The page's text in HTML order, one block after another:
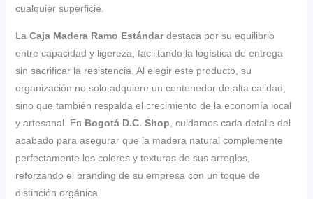
cualquier superficie.
La Caja Madera Ramo Estándardestaca por su equilibrio
entre capacidad y ligereza, facilitando la logística de entrega
sin sacrificar la resistencia. Al elegir este producto, su
organización no solo adquiere un contenedor de alta calidad,
sino que también respalda el crecimiento de la economía local
y artesanal. En Bogotá D.C. Shop , cuidamos cada detalle del
acabado para asegurar que la madera natural complemente
perfectamente los colores y texturas de sus arreglos,
reforzando el branding de su empresa con un toque de
distinción orgánica.